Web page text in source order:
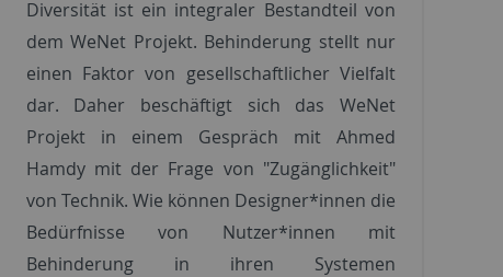
Diversität ist ein integraler Bestandteil von
dem WeNet Projekt. Behinderung stellt nur
einen Faktor von gesellschaftlicher Vielfalt
dar. Daher beschäftigt sich das WeNet
Projekt in einem Gespräch mit Ahmed
Hamdy mit der Frage von "Zugänglichkeit"
von Technik. Wie können Designer*innen die
Bedürfnisse von Nutzer*innen mit
Behinderung in ihren Systemen